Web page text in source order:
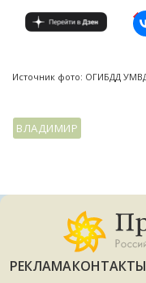
Источник фото: ОГИБДД
ВЛАДИМИР
РЕКЛАМАКОНТАКТЫ